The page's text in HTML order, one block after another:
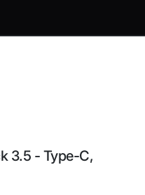
устройства для
3.5 - Type-C,